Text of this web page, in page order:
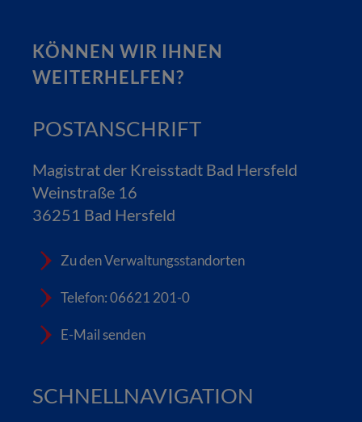
KÖNNEN WIR IHNEN
WEITERHELFEN?
POSTANSCHRIFT
Magistrat der Kreisstadt Bad Hersfeld
Weinstraße 16
36251 Bad Hersfeld
Zu den Verwaltungsstandorten
Telefon: 06621 201-0
E-Mail senden
SCHNELLNAVIGATION